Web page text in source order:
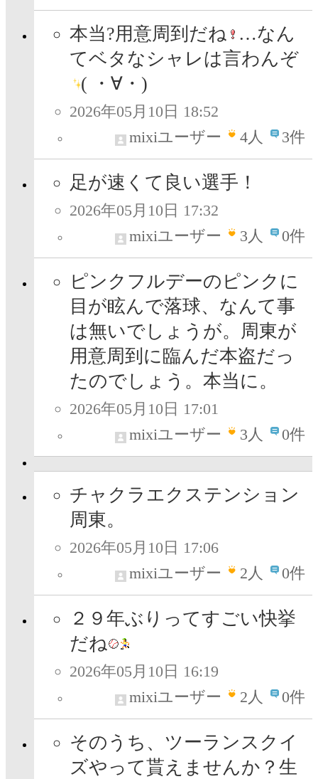
本当?用意周到だね
…なん
てベタなシャレは言わんぞ
( ・∀・)
2026年05月10日 18:52
mixiユーザー
4人 3件
足が速くて良い選手！
2026年05月10日 17:32
mixiユーザー
3人 0件
ピンクフルデーのピンクに
目が眩んで落球、なんて事
は無いでしょうが。周東が
用意周到に臨んだ本盗だっ
たのでしょう。本当に。
2026年05月10日 17:01
mixiユーザー
3人 0件
チャクラエクステンション
周東。
2026年05月10日 17:06
mixiユーザー
2人 0件
２９年ぶりってすごい快挙
だね
2026年05月10日 16:19
mixiユーザー
2人 0件
そのうち、ツーランスクイ
ズやって貰えませんか？生